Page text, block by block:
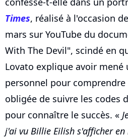
Times, réalisé à l'occasion
mars sur YouTube du
With The Devil", scindé en
Lovato explique avoir
personnel pour
obligée de suivre les codes
pour connaître le succès. «
j'ai vu Billie Eilish s'afficher